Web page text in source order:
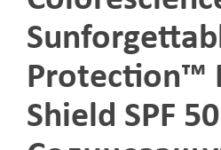
Protection™
Shield SPF